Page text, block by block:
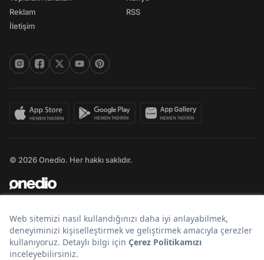
Reklam
İletişim
RSS
© 2026 Onedio. Her hakkı saklıdır.
Bir markasıdır.